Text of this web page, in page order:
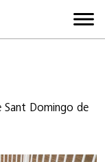
Sant Domingo de